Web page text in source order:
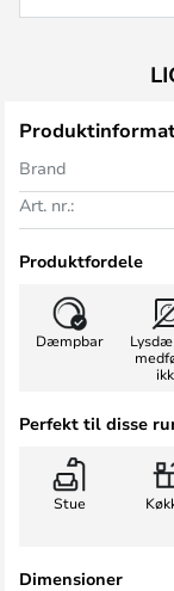
Brand
Art. nr.:
Produktfordele
Dæmpbar
Perfekt til disse
Stue
Dimensioner